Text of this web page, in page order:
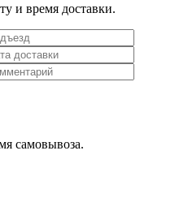
и время доставки.
самовывоза.